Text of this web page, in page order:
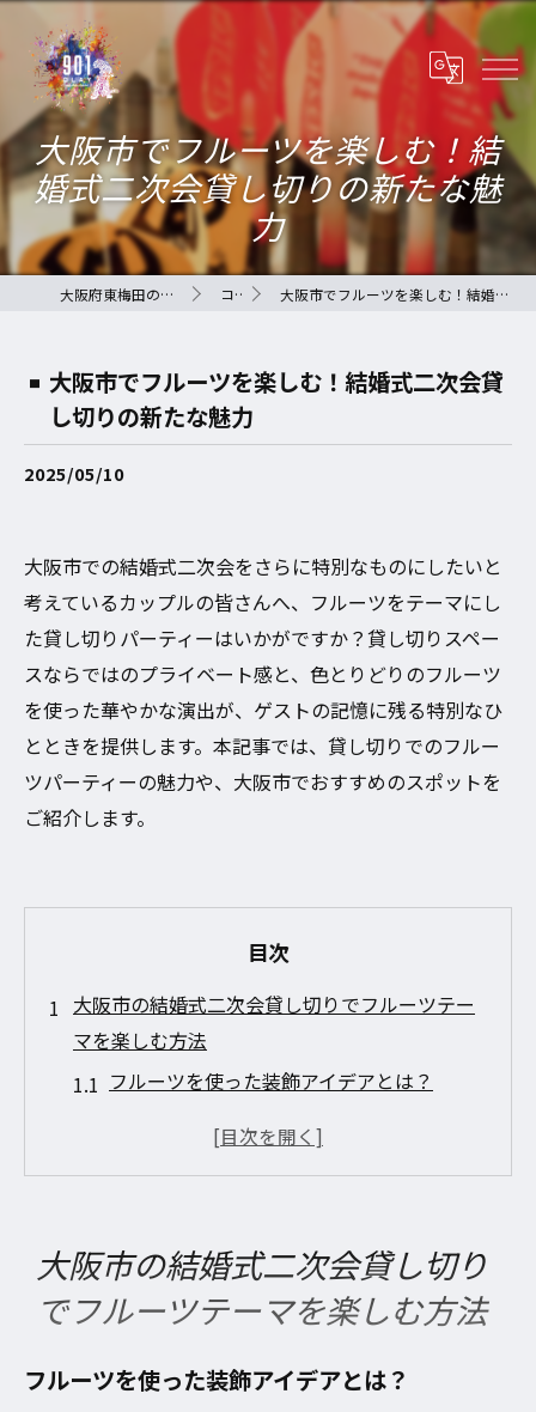
大阪市でフルーツを楽しむ！結
婚式二次会貸し切りの新たな魅
力
大阪府東梅田のバーなら901-QLAY- コラム 大阪市でフルーツを楽しむ！結婚式二次会貸し切りの新たな魅力
大阪市でフルーツを楽しむ！結婚式二次会貸
し切りの新たな魅力
2025/05/10
大阪市での結婚式二次会をさらに特別なものにしたいと
考えているカップルの皆さんへ、フルーツをテーマにし
た貸し切りパーティーはいかがですか？貸し切りスペー
スならではのプライベート感と、色とりどりのフルーツ
を使った華やかな演出が、ゲストの記憶に残る特別なひ
とときを提供します。本記事では、貸し切りでのフルー
ツパーティーの魅力や、大阪市でおすすめのスポットを
ご紹介します。
目次
大阪市の結婚式二次会貸し切りでフルーツテー
マを楽しむ方法
フルーツを使った装飾アイデアとは？
ゲストを驚かせるフルーツメニューの提案
予算に合わせたフルーツテーマの実現方法
フルーツを取り入れた演出例
貸し切りパーティーの魅力
大阪市の結婚式二次会貸し切り
でフルーツテーマを楽しむ方法
フルーツを使った装飾アイデアとは？